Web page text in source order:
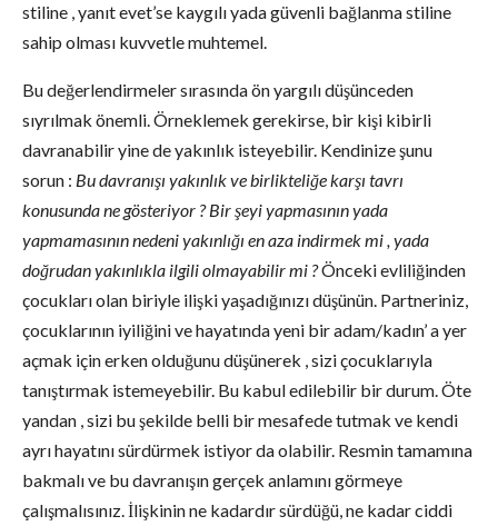
stiline , yanıt evet’se kaygılı yada güvenli bağlanma stiline
sahip olması kuvvetle muhtemel.
Bu değerlendirmeler sırasında ön yargılı düşünceden
sıyrılmak önemli. Örneklemek gerekirse, bir kişi kibirli
davranabilir yine de yakınlık isteyebilir. Kendinize şunu
sorun : Bu davranışı yakınlık ve birlikteliğe karşı tavrı
konusunda ne gösteriyor ? Bir şeyi yapmasının yada
yapmamasının nedeni yakınlığı en aza indirmek mi , yada
doğrudan yakınlıkla ilgili olmayabilir mi ?Önceki evliliğinden
çocukları olan biriyle ilişki yaşadığınızı düşünün. Partneriniz,
çocuklarının iyiliğini ve hayatında yeni bir adam/kadın’ a yer
açmak için erken olduğunu düşünerek , sizi çocuklarıyla
tanıştırmak istemeyebilir. Bu kabul edilebilir bir durum. Öte
yandan , sizi bu şekilde belli bir mesafede tutmak ve kendi
ayrı hayatını sürdürmek istiyor da olabilir. Resmin tamamına
bakmalı ve bu davranışın gerçek anlamını görmeye
çalışmalısınız. İlişkinin ne kadardır sürdüğü, ne kadar ciddi